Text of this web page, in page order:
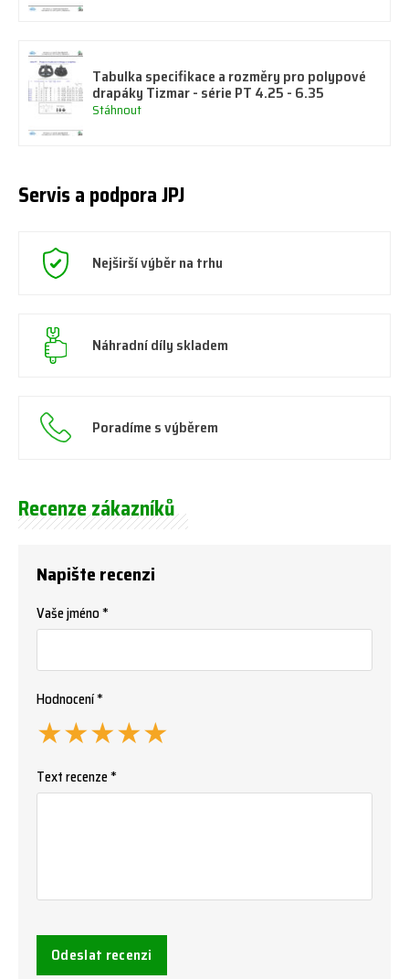
Tabulka specifikace a rozměry pro polypové
drapáky Tizmar - série PT 4.25 - 6.35
Stáhnout
Servis a podpora JPJ
Nejširší výběr na trhu
Náhradní díly skladem
Poradíme s výběrem
Recenze zákazníků
Napište recenzi
Vaše jméno *
Hodnocení *
★
★
★
★
★
Text recenze *
Odeslat recenzi